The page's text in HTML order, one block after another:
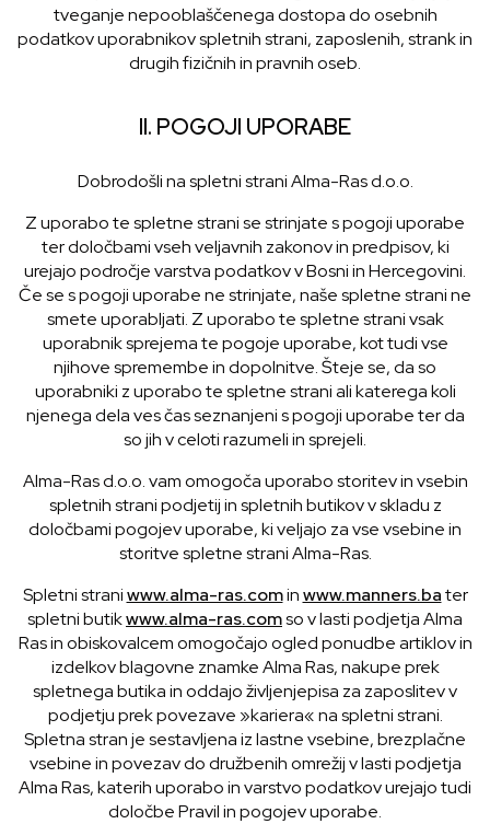
tveganje nepooblaščenega dostopa do osebnih
podatkov uporabnikov spletnih strani, zaposlenih, strank in
drugih fizičnih in pravnih oseb.
II. POGOJI UPORABE
Dobrodošli na spletni strani Alma-Ras d.o.o.
Z uporabo te spletne strani se strinjate s pogoji uporabe
ter določbami vseh veljavnih zakonov in predpisov, ki
urejajo področje varstva podatkov v Bosni in Hercegovini.
Če se s pogoji uporabe ne strinjate, naše spletne strani ne
smete uporabljati. Z uporabo te spletne strani vsak
uporabnik sprejema te pogoje uporabe, kot tudi vse
njihove spremembe in dopolnitve. Šteje se, da so
uporabniki z uporabo te spletne strani ali katerega koli
njenega dela ves čas seznanjeni s pogoji uporabe ter da
so jih v celoti razumeli in sprejeli.
Alma-Ras d.o.o. vam omogoča uporabo storitev in vsebin
spletnih strani podjetij in spletnih butikov v skladu z
določbami pogojev uporabe, ki veljajo za vse vsebine in
storitve spletne strani Alma-Ras.
Spletni straniwww.alma-ras.cominwww.manners.bater
spletni butikwww.alma-ras.comso v lasti podjetja Alma
Ras in obiskovalcem omogočajo ogled ponudbe artiklov in
izdelkov blagovne znamke Alma Ras, nakupe prek
spletnega butika in oddajo življenjepisa za zaposlitev v
podjetju prek povezave »kariera« na spletni strani.
Spletna stran je sestavljena iz lastne vsebine, brezplačne
vsebine in povezav do družbenih omrežij v lasti podjetja
Alma Ras, katerih uporabo in varstvo podatkov urejajo tudi
določbe Pravil in pogojev uporabe.